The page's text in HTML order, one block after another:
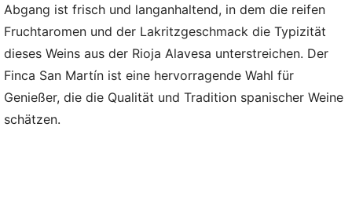
Abgang ist frisch und langanhaltend, in dem die reifen
Fruchtaromen und der Lakritzgeschmack die Typizität
dieses Weins aus der Rioja Alavesa unterstreichen. Der
Finca San Martín ist eine hervorragende Wahl für
Genießer, die die Qualität und Tradition spanischer Weine
schätzen.